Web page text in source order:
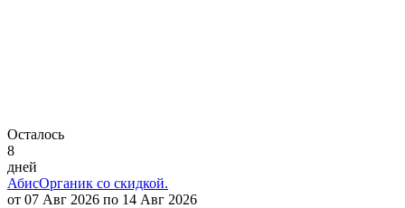
Осталось
8
дней
АбисОрганик со скидкой.
от 07 Авг 2026 по 14 Авг 2026